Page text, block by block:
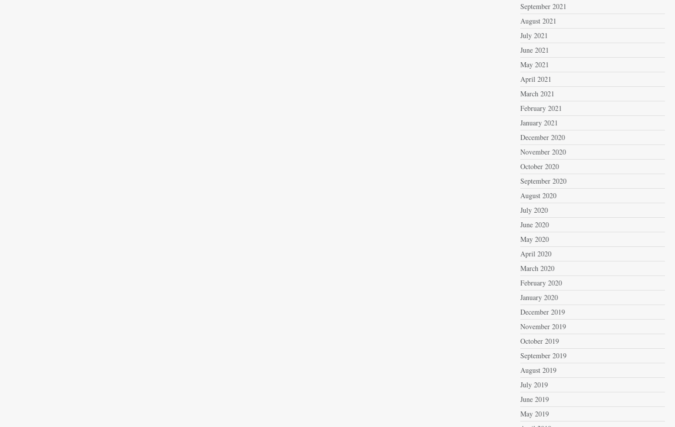
September 2021
August 2021
July 2021
June 2021
May 2021
April 2021
March 2021
February 2021
January 2021
December 2020
November 2020
October 2020
September 2020
August 2020
July 2020
June 2020
May 2020
April 2020
March 2020
February 2020
January 2020
December 2019
November 2019
October 2019
September 2019
August 2019
July 2019
June 2019
May 2019